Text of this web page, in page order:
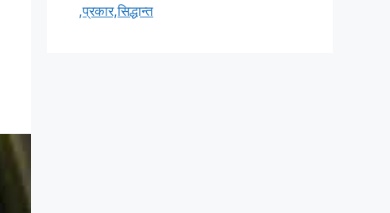
,प्रकार,सिद्धान्त